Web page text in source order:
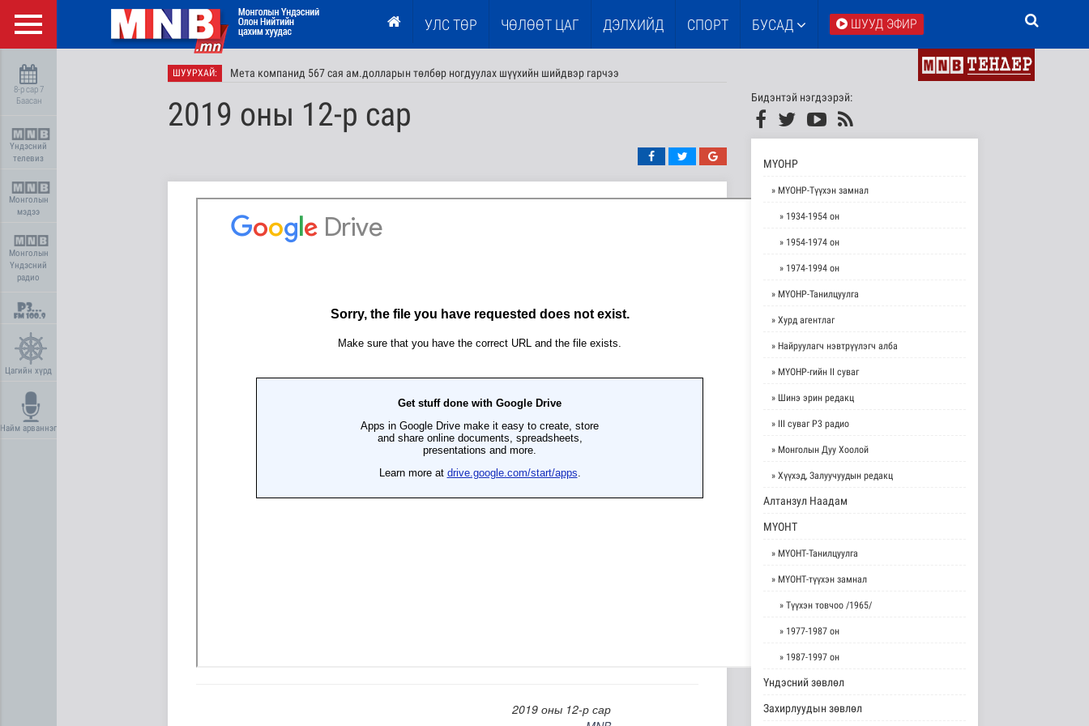
УЛС ТӨР ЧӨЛӨӨТ ЦАГ ДЭЛХИЙД СПОРТ БУСАД ШУУД ЭФИР
8-р сар 7
Баасан
Үндэсний
телевиз
Монголын
мэдээ
Монголын
Үндэсний
радио
Цагийн хүрд
Найм арваннэг
ШУУРХАЙ: Мета компанид 567 сая ам.долларын төлбөр ногдуулах шүүхийн шийдвэр гарчээ
Ирэх 10 хоногт цаг агаар ямар байх вэ
2019 оны 12-р сар
2019 оны 12-р сар
Бидэнтэй нэгдээрэй:
МҮОНР
» МҮОНР-Түүхэн замнал
» 1934-1954 он
» 1954-1974 он
» 1974-1994 он
» МҮОНР-Танилцуулга
» Хурд агентлаг
» Найруулагч нэвтрүүлэгч алба
» МҮОНР-гийн II суваг
» Шинэ эрин редакц
» III суваг Р3 радио
» Монголын Дуу Хоолой
» Хүүхэд, Залуучуудын редакц
Алтанзул Наадам
МҮОНТ
» МҮОНТ-Танилцуулга
» МҮОНТ-түүхэн замнал
» Түүхэн товчоо /1965/
» 1977-1987 он
» 1987-1997 он
Үндэсний зөвлөл
Захирлуудын зөвлөл